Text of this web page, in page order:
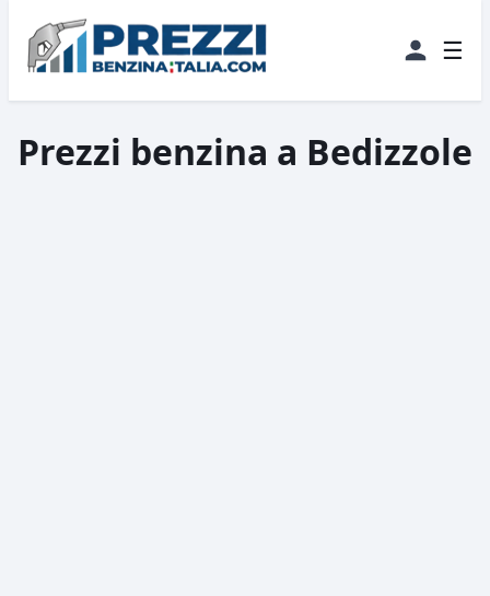
☰
Prezzi benzina a Bedizzole